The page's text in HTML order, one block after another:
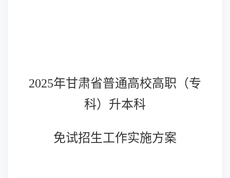
2025年甘肃省普通高校高职（专
科）升本科
免试招生工作实施方案